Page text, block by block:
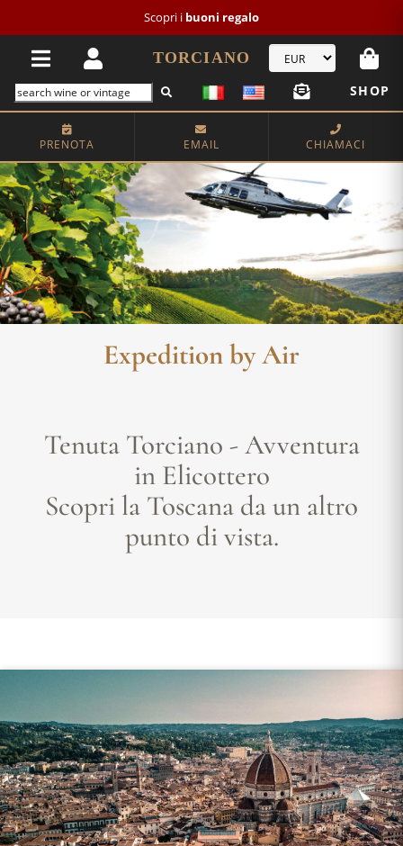
Scopri i buoni regalo
TORCIANO
SHOP
PRENOTA EMAIL CHIAMACI
Expedition by Air
Tenuta Torciano - Avventura
in Elicottero
Scopri la Toscana da un altro
punto di vista.